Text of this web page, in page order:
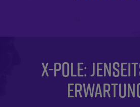
X-POLE: